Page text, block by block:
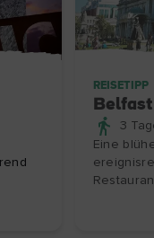
REISETIPP
Belfast
3
Eine